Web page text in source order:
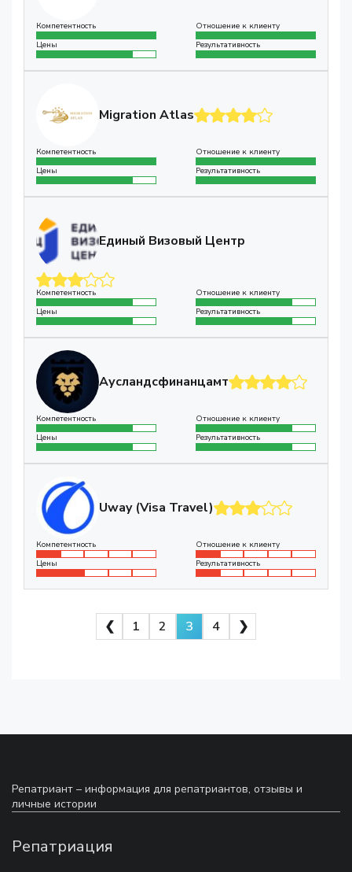
Компетентность
Отношение к клиенту
Цены
Результативность
Migration Atlas
Компетентность
Отношение к клиенту
Цены
Результативность
Единый Визовый Центр
Компетентность
Отношение к клиенту
Цены
Результативность
Аусландсфинанцамт
Компетентность
Отношение к клиенту
Цены
Результативность
Uway (Visa Travel)
Компетентность
Отношение к клиенту
Цены
Результативность
Навигация
❮ 1 2 3 4 ❯
Репатриант – информация для репатриантов, отзывы и
личные истории
Репатриация